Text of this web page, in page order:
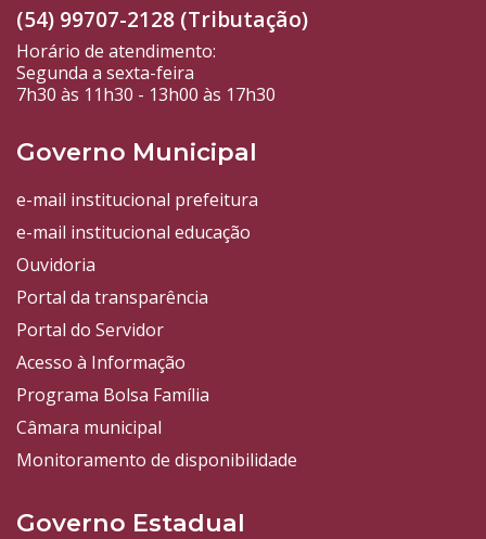
(54) 99707-2128 (Tributação)
Horário de atendimento:
Segunda a sexta-feira
7h30 às 11h30 - 13h00 às 17h30
Governo Municipal
e-mail institucional prefeitura
e-mail institucional educação
Ouvidoria
Portal da transparência
Portal do Servidor
Acesso à Informação
Programa Bolsa Família
Câmara municipal
Monitoramento de disponibilidade
Governo Estadual